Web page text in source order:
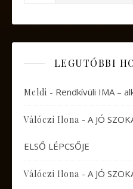
LEGUTÓBBI
Meldi - Rendkívüli IMA –
Válóczi Ilona - A JÓ
ELSŐ LÉPCSŐJE
Válóczi Ilona - A JÓ